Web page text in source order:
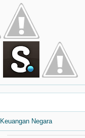
Negara